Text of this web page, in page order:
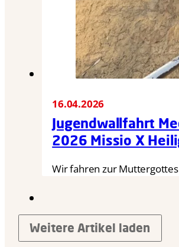
16.04.2026
Jugendwallfahrt
2026 Missio X
Wir fahren zur
Weitere Artikel laden